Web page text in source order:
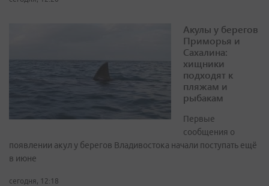
Акулы у берегов
Приморья и
Сахалина:
хищники
подходят к
пляжам и
рыбакам
Первые
сообщения о
появлении акул у берегов Владивостока начали поступать ещё
в июне
сегодня, 12:18